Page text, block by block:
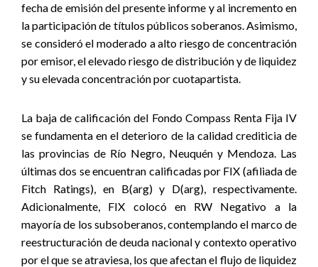
fecha de emisión del presente informe y al incremento en
la participación de títulos públicos soberanos. Asimismo,
se consideró el moderado a alto riesgo de concentración
por emisor, el elevado riesgo de distribución y de liquidez
y su elevada concentración por cuotapartista.
La baja de calificación del Fondo Compass Renta Fija IV
se fundamenta en el deterioro de la calidad crediticia de
las provincias de Río Negro, Neuquén y Mendoza. Las
últimas dos se encuentran calificadas por FIX (afiliada de
Fitch Ratings), en B(arg) y D(arg), respectivamente.
Adicionalmente, FIX colocó en RW Negativo a la
mayoría de los subsoberanos, contemplando el marco de
reestructuración de deuda nacional y contexto operativo
por el que se atraviesa, los que afectan el flujo de liquidez